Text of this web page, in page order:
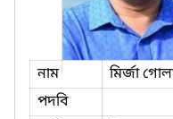
নাম
মির্জা
পদবি